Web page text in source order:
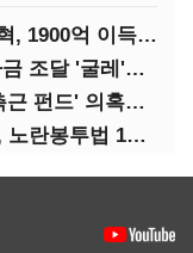
[IB토마토](합정역 7번출구)방시혁, 1900억 이득 논란…하이브 상장 진실은?
[IB토마토]유티아이, 지속되는 자금 조달 '굴레'…부채 리스크 고조
[IB토마토]방시혁 하이브 의장 '측근 펀드' 의혹…실상은 해외 투자 무산
[IB토마토](IT노사전운)③네이버, 노란봉투법 1호 되나…관건은 '진짜 주인'